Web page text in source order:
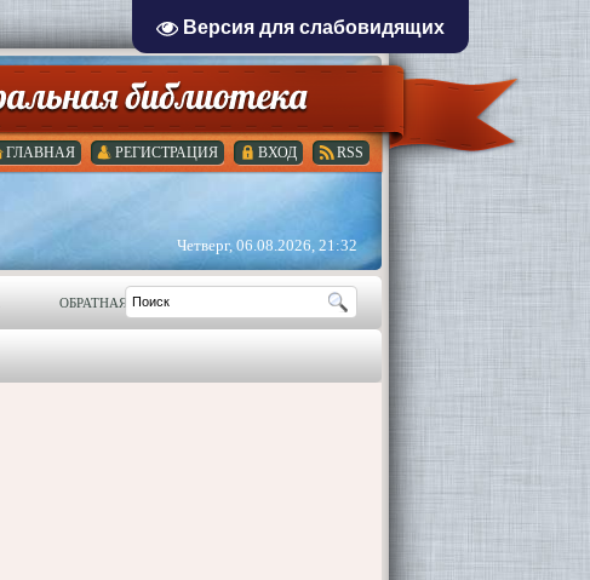
Версия для слабовидящих
RSS
ВХОД
РЕГИСТРАЦИЯ
ГЛАВНАЯ
Четверг, 06.08.2026, 21:32
ОБРАТНАЯ СВЯЗЬ